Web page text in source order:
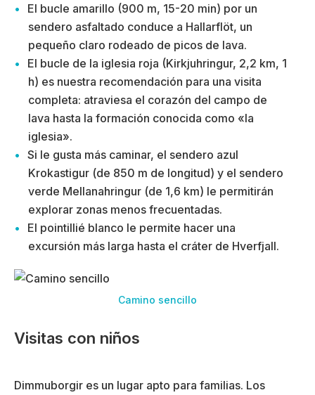
El bucle amarillo (900 m, 15-20 min) por un
sendero asfaltado conduce a Hallarflöt, un
pequeño claro rodeado de picos de lava.
El bucle de la iglesia roja (Kirkjuhringur, 2,2 km, 1
h) es nuestra recomendación para una visita
completa: atraviesa el corazón del campo de
lava hasta la formación conocida como «la
iglesia».
Si le gusta más caminar, el sendero azul
Krokastigur (de 850 m de longitud) y el sendero
verde Mellanahringur (de 1,6 km) le permitirán
explorar zonas menos frecuentadas.
El pointillié blanco le permite hacer una
excursión más larga hasta el cráter de Hverfjall.
Camino sencillo
Visitas con niños
Dimmuborgir es un lugar apto para familias. Los